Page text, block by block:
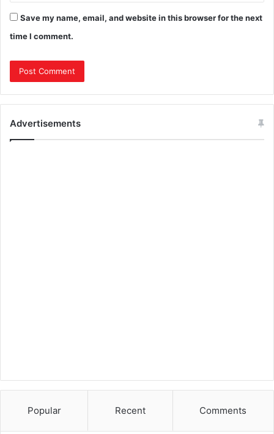
Save my name, email, and website in this browser for the next
time I comment.
Advertisements
Popular Recent Comments